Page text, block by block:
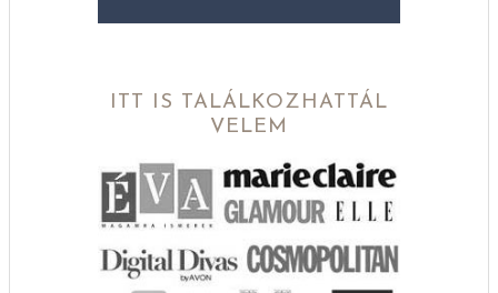
ITT IS TALÁLKOZHATTÁL
VELEM